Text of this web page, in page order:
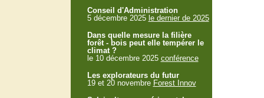
Conseil d'Administration
5 décembre 2025 le dernier de 2025
Dans quelle mesure la filière
forêt - bois peut elle tempérer le
climat ?
le 10 décembre 2025 conférence
Les explorateurs du futur
19 et 20 novembre Forest Innov